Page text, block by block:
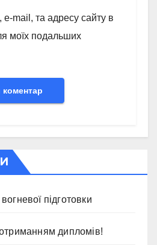
e-mail, та адресу сайту в
моїх подальших
підготовки
отриманням дипломів!